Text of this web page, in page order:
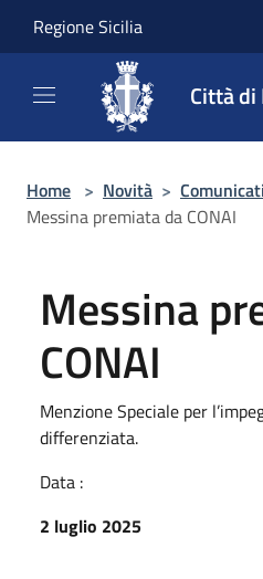
Regione Sicilia
Città
Home > Novità > Comunicati
Messina premiata da CONAI
Messina
CONAI
Menzione Speciale per
differenziata.
Data :
2 luglio 2025